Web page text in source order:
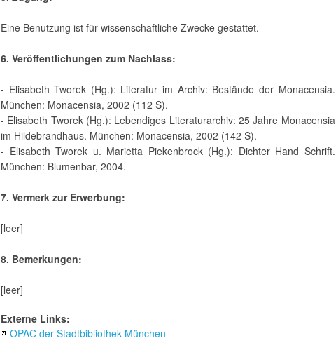
Eine Benutzung ist für wissenschaftliche Zwecke gestattet.
6. Veröffentlichungen zum Nachlass:
- Elisabeth Tworek (Hg.): Literatur im Archiv: Bestände der Monacensia.
München: Monacensia, 2002 (112 S).
- Elisabeth Tworek (Hg.): Lebendiges Literaturarchiv: 25 Jahre Monacensia
im Hildebrandhaus. München: Monacensia, 2002 (142 S).
- Elisabeth Tworek u. Marietta Piekenbrock (Hg.): Dichter Hand Schrift.
München: Blumenbar, 2004.
7. Vermerk zur Erwerbung:
[leer]
8. Bemerkungen:
[leer]
Externe Links:
OPAC der Stadtbibliothek München